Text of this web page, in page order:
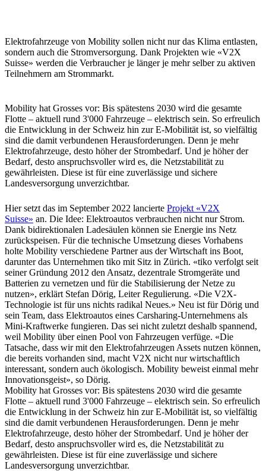
Elektrofahrzeuge von Mobility sollen nicht nur das Klima entlasten,
sondern auch die Stromversorgung. Dank Projekten wie «V2X
Suisse» werden die Verbraucher je länger je mehr selber zu aktiven
Teilnehmern am Strommarkt.
Mobility hat Grosses vor: Bis spätestens 2030 wird die gesamte
Flotte – aktuell rund 3'000 Fahrzeuge – elektrisch sein. So erfreulich
die Entwicklung in der Schweiz hin zur E-Mobilität ist, so vielfältig
sind die damit verbundenen Herausforderungen. Denn je mehr
Elektrofahrzeuge, desto höher der Strombedarf. Und je höher der
Bedarf, desto anspruchsvoller wird es, die Netzstabilität zu
gewährleisten. Diese ist für eine zuverlässige und sichere
Landesversorgung unverzichtbar.
Hier setzt das im September 2022 lancierte Projekt «V2X
Suisse» an. Die Idee: Elektroautos verbrauchen nicht nur Strom.
Dank bidirektionalen Ladesäulen können sie Energie ins Netz
zurückspeisen. Für die technische Umsetzung dieses Vorhabens
holte Mobility verschiedene Partner aus der Wirtschaft ins Boot,
darunter das Unternehmen tiko mit Sitz in Zürich. «tiko verfolgt seit
seiner Gründung 2012 den Ansatz, dezentrale Stromgeräte und
Batterien zu vernetzen und für die Stabilisierung der Netze zu
nutzen», erklärt Stefan Dörig, Leiter Regulierung. «Die V2X-
Technologie ist für uns nichts radikal Neues.» Neu ist für Dörig und
sein Team, dass Elektroautos eines Carsharing-Unternehmens als
Mini-Kraftwerke fungieren. Das sei nicht zuletzt deshalb spannend,
weil Mobility über einen Pool von Fahrzeugen verfüge. «Die
Tatsache, dass wir mit den Elektrofahrzeugen Assets nutzen können,
die bereits vorhanden sind, macht V2X nicht nur wirtschaftlich
interessant, sondern auch ökologisch. Mobility beweist einmal mehr
Innovationsgeist», so Dörig.
Mobility hat Grosses vor: Bis spätestens 2030 wird die gesamte
Flotte – aktuell rund 3'000 Fahrzeuge – elektrisch sein. So erfreulich
die Entwicklung in der Schweiz hin zur E-Mobilität ist, so vielfältig
sind die damit verbundenen Herausforderungen. Denn je mehr
Elektrofahrzeuge, desto höher der Strombedarf. Und je höher der
Bedarf, desto anspruchsvoller wird es, die Netzstabilität zu
gewährleisten. Diese ist für eine zuverlässige und sichere
Landesversorgung unverzichtbar.